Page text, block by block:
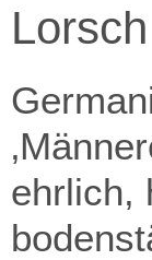
ehrlich,